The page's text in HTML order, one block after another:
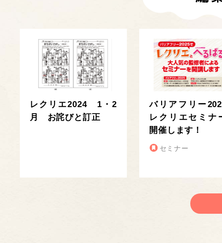
レクリエ2024 1・2
月 お詫びと訂正
バリアフリー
レクリエセミナ
開催します！
セミナー